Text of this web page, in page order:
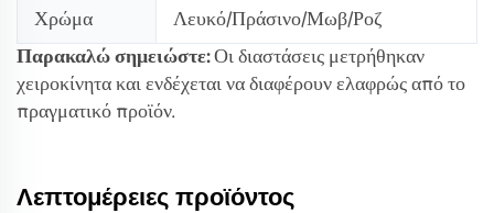
Χρώμα
Λευκό/Πράσινο/Μωβ/Ροζ
Παρακαλώ σημειώστε:Οι διαστάσεις μετρήθηκαν
χειροκίνητα και ενδέχεται να διαφέρουν ελαφρώς από το
πραγματικό προϊόν.
Λεπτομέρειες προϊόντος